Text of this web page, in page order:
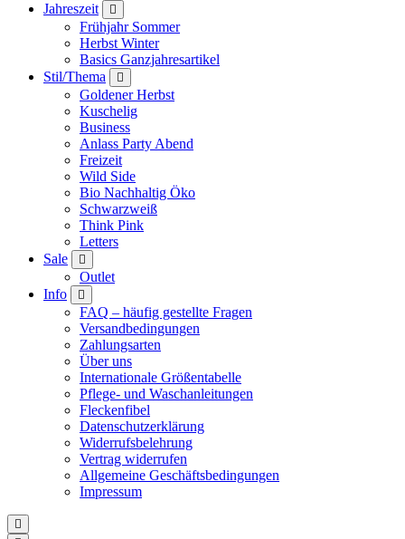
Jahreszeit
Frühjahr Sommer
Herbst Winter
Basics Ganzjahresartikel
Stil/Thema
Goldener Herbst
Kuschelig
Business
Anlass Party Abend
Freizeit
Wild Side
Bio Nachhaltig Öko
Schwarzweiß
Think Pink
Letters
Sale
Outlet
Info
FAQ – häufig gestellte Fragen
Versandbedingungen
Zahlungsarten
Über uns
Internationale Größentabelle
Pflege- und Waschanleitungen
Fleckenfibel
Datenschutzerklärung
Widerrufsbelehrung
Vertrag widerrufen
Allgemeine Geschäftsbedingungen
Impressum